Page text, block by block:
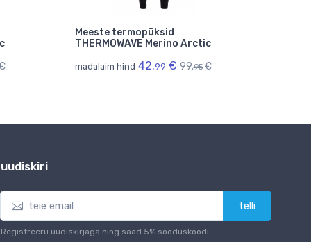
Meeste termopüksid
THERMOWAVE Merino Arctic
madalaim hind 42.99 €99.95€
uudiskiri
telli
Registreeru uudiskirjaga ning saad 5% sooduskoodi